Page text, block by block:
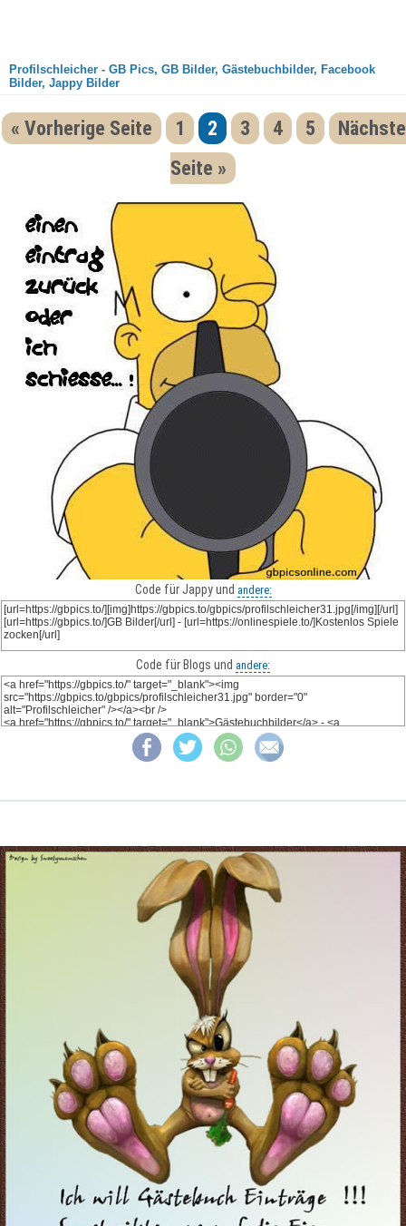
Profilschleicher - GB Pics, GB Bilder, Gästebuchbilder, Facebook
Bilder, Jappy Bilder
« Vorherige Seite 1 2 3 4 5
Nächste
Seite »
Code für Jappy und andere:
Code für Blogs und andere: